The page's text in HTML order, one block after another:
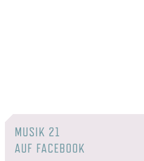
MUSIK 21
AUF FACEBOOK